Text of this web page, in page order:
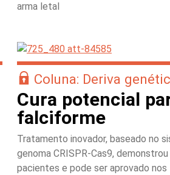
arma letal
Coluna: Deriva
Cura potencial
falciforme
Tratamento inovador, baseado no
genoma CRISPR-Cas9,
pacientes e pode ser aprovado nos